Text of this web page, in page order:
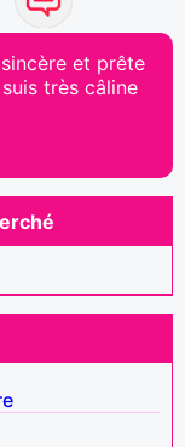
et prête
très câline